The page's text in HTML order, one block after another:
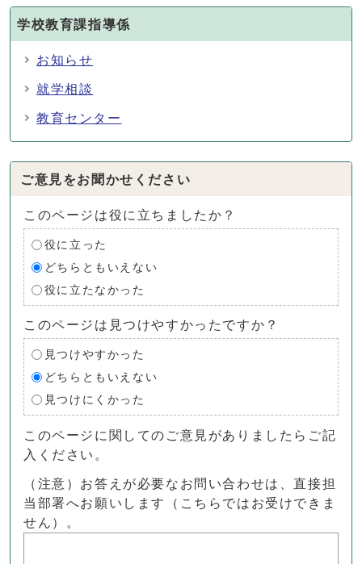
学校教育課指導係
お知らせ
就学相談
教育センター
ご意見をお聞かせください
このページは役に立ちましたか？
役に立った
どちらともいえない
役に立たなかった
このページは見つけやすかったですか？
見つけやすかった
どちらともいえない
見つけにくかった
このページに関してのご意見がありましたらご記
入ください。
（注意）お答えが必要なお問い合わせは、直接担
当部署へお願いします（こちらではお受けできま
せん）。